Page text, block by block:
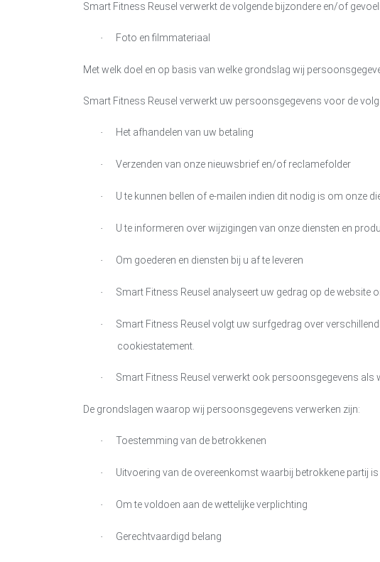
Smart Fitness Reusel verwerkt de volgende bijzondere en/of
· Foto en filmmateriaal
Met welk doel en op basis van welke grondslag wij
Smart Fitness Reusel verwerkt uw persoonsgegevens voor de
· Het afhandelen van uw betaling
· Verzenden van onze nieuwsbrief en/of reclamefolder
· U te kunnen bellen of e-mailen indien dit nodig is om onze
· U te informeren over wijzigingen van onze diensten en
· Om goederen en diensten bij u af te leveren
· Smart Fitness Reusel analyseert uw gedrag op de website
· Smart Fitness Reusel volgt uw surfgedrag over
cookiestatement.
· Smart Fitness Reusel verwerkt ook persoonsgegevens als
De grondslagen waarop wij persoonsgegevens verwerken zijn:
· Toestemming van de betrokkenen
· Uitvoering van de overeenkomst waarbij betrokkene partij is
· Om te voldoen aan de wettelijke verplichting
· Gerechtvaardigd belang